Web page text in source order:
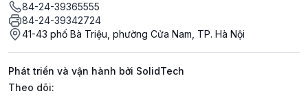
84-24-39365555
84-24-39342724
41-43 phố Bà Triệu, phường Cửa Nam, TP. Hà Nội
Phát triển và vận hành bởi SolidTech
Mạng xã hội
Theo dõi: